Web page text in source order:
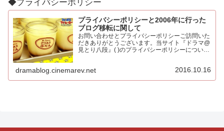
◆プライバシーポリシー
プライバシーポリシーと2006年に行った
ブログ移転に関して
お問い合わせとプライバシーポリシーご訪問いた
だきありがとうございます。当サイト『ドラマ@
見とり八段』( )のプライバシーポリシーについて
うに努めております…
dramablog.cinemarev.net 2016.10.16